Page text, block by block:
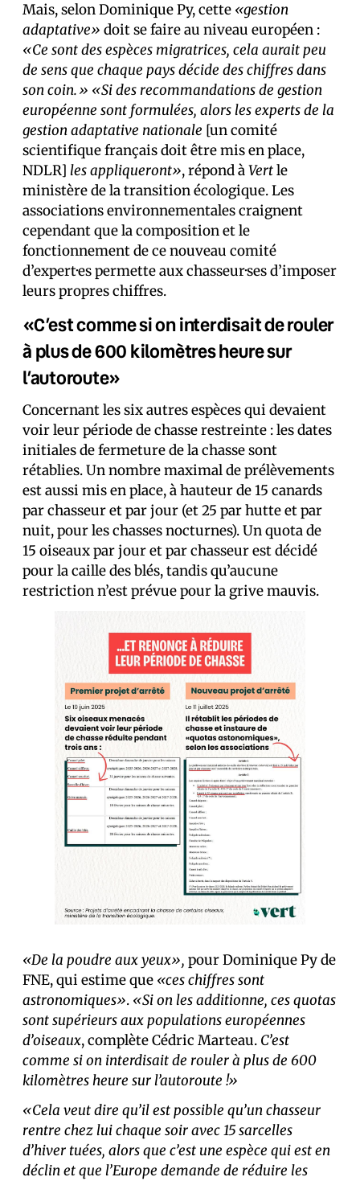
Mais, selon Dominique Py, cette «gestion
adaptative» doit se faire au niveau européen :
«Ce sont des espèces migratrices, cela aurait peu
de sens que chaque pays décide des chiffres dans
son coin.» «Si des recommandations de gestion
européenne sont formulées, alors les experts de la
gestion adaptative nationale [un comité
scientifique français doit être mis en place,
NDLR] les appliqueront», répond àVertle
ministère de la transition écologique. Les
associations environnementales craignent
cependant que la composition et le
fonctionnement de ce nouveau comité
d’expert·es permette aux chasseur·ses d’imposer
leurs propres chiffres.
«C’est comme si on interdisait de rouler
à plus de 600 kilomètres heure sur
l’autoroute»
Concernant les six autres espèces qui devaient
voir leur période de chasse restreinte : les dates
initiales de fermeture de la chasse sont
rétablies. Un nombre maximal de prélèvements
est aussi mis en place, à hauteur de 15 canards
par chasseur et par jour (et 25 par hutte et par
nuit, pour les chasses nocturnes). Un quota de
15 oiseaux par jour et par chasseur est décidé
pour la caille des blés, tandis qu’aucune
restriction n’est prévue pour la grive mauvis.
«De la poudre aux yeux», pour Dominique Py de
FNE, qui estime que «ces chiffres sont
astronomiques». «Si on les additionne, ces quotas
sont supérieurs aux populations européennes
d’oiseaux, complète Cédric Marteau. C’est
comme si on interdisait de rouler à plus de 600
kilomètres heure sur l’autoroute !»
«Cela veut dire qu’il est possible qu’un chasseur
rentre chez lui chaque soir avec 15 sarcelles
d’hiver tuées, alors que c’est une espèce qui est en
déclin et que l’Europe demande de réduire les